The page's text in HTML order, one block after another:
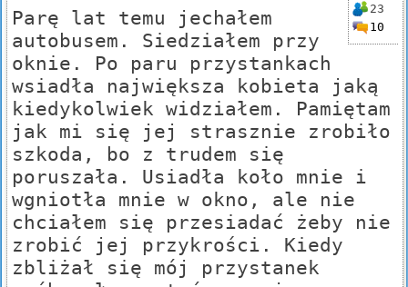
23
10
Parę lat temu jechałem
autobusem. Siedziałem przy
oknie. Po paru przystankach
wsiadła największa kobieta jaką
kiedykolwiek widziałem. Pamiętam
jak mi się jej strasznie zrobiło
szkoda, bo z trudem się
poruszała. Usiadła koło mnie i
wgniotła mnie w okno, ale nie
chciałem się przesiadać żeby nie
zrobić jej przykrości. Kiedy
zbliżał się mój przystanek